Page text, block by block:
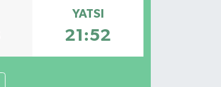
YATSI
21:52